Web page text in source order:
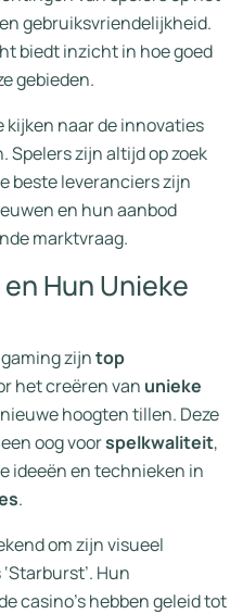
gebruiksvriendelijkheid.
biedt inzicht in hoe goed
gebieden.
kijken naar de innovaties
zijn altijd op zoek
beste leveranciers zijn
en hun aanbod
marktvraag.
Hun Unieke
zijntop
het creëren van unieke
hoogten tillen. Deze
oog voorspelkwaliteit,
ideeën en technieken in
.
om zijn visueel
Hun
casino’s hebben geleid tot